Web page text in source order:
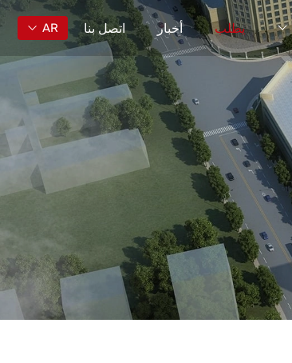
AR يطلب أخبار اتصل بنا